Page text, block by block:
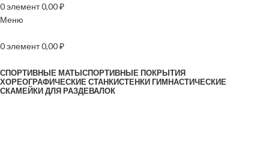
0элемент0,00₽
Меню
0элемент0,00₽
СПОРТИВНЫЕ МАТЫСПОРТИВНЫЕ ПОКРЫТИЯ
ХОРЕОГРАФИЧЕСКИЕ СТАНКИСТЕНКИ ГИМНАСТИЧЕСКИЕ
СКАМЕЙКИ ДЛЯ РАЗДЕВАЛОК